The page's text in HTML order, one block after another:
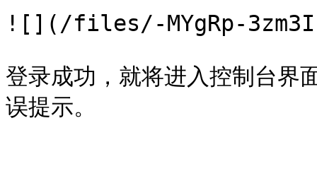
![](/files/-MYgRp-
登录成功，就将进入控制台界